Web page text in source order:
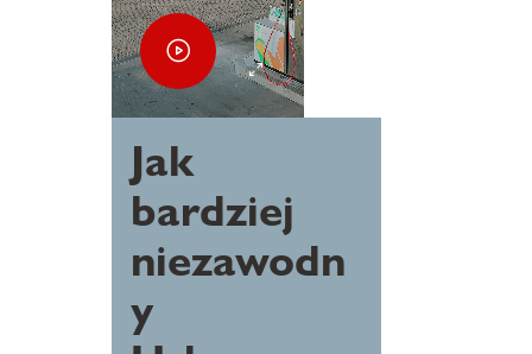
Jak
bardziej
niezawodn
y